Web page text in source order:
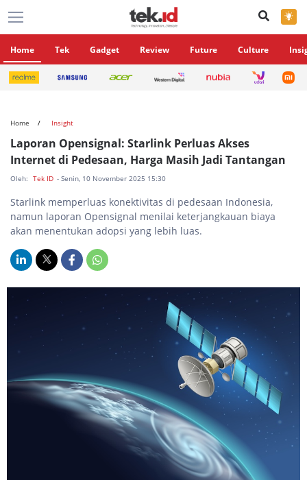
×
Home Tek Gadget Review Future Culture
Home Insight
Laporan Opensignal: Starlink Perluas Akses
Internet di Pedesaan, Harga Masih Jadi Tantangan
Oleh: Tek ID - Senin, 10 November 2025 15:30
Starlink memperluas konektivitas di pedesaan Indonesia,
namun laporan Opensignal menilai keterjangkauan biaya
akan menentukan adopsi yang lebih luas.